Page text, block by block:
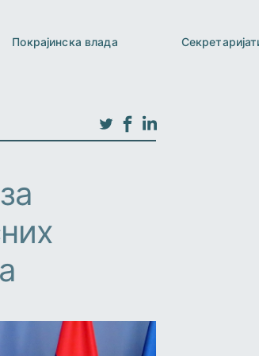
Покрајинска влада